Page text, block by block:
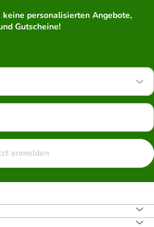
keine personalisierten Angebote,
Gutscheine!
anmelden